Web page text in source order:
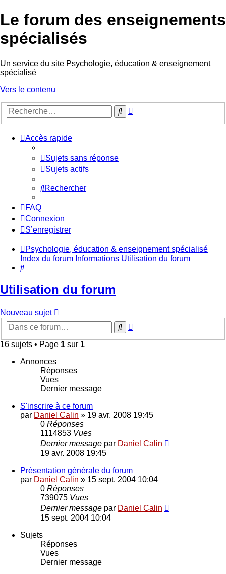
Le forum des enseignements
spécialisés
Un service du site Psychologie, éducation & enseignement
spécialisé
Vers le contenu
Rechercher
Accès rapide
Sujets sans réponse
Sujets actifs
Rechercher
FAQ
Connexion
S’enregistrer
Psychologie, éducation & enseignement spécialisé
Index du forum Informations Utilisation du forum
Rechercher
Utilisation du forum
Nouveau sujet
Rechercher
16 sujets • Page 1 sur 1
Annonces
Réponses
Vues
Dernier message
S'inscrire à ce forum
par Daniel Calin » 19 avr. 2008 19:45
0 Réponses
1114853 Vues
Dernier message par Daniel Calin
19 avr. 2008 19:45
Présentation générale du forum
par Daniel Calin » 15 sept. 2004 10:04
0 Réponses
739075 Vues
Dernier message par Daniel Calin
15 sept. 2004 10:04
Sujets
Réponses
Vues
Dernier message